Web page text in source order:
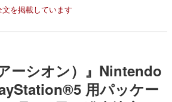
を掲載しています
ーシオン）』Nintendo
用パッケー